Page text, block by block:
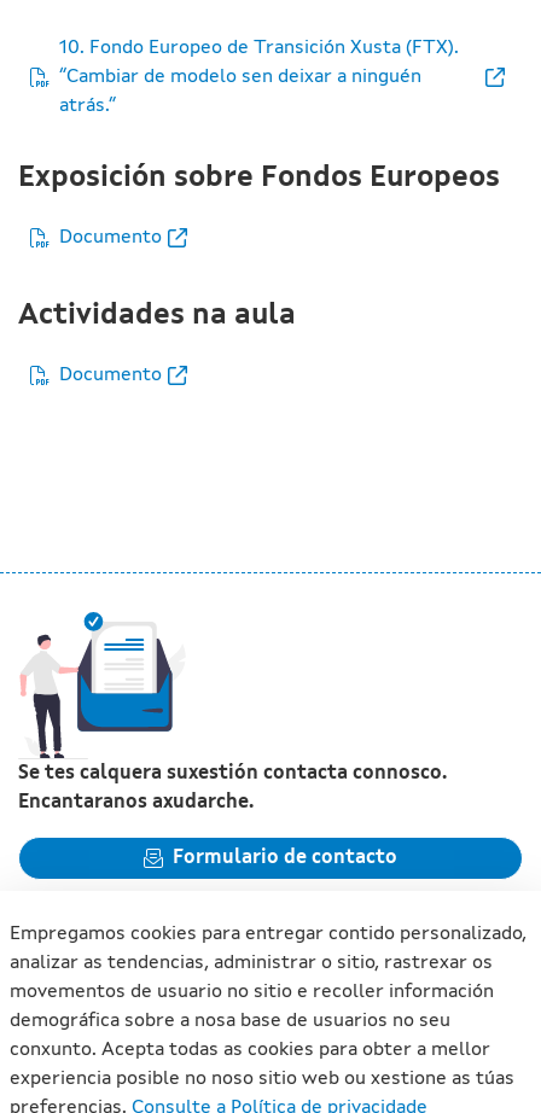
10. Fondo Europeo de Transición Xusta (FTX).
“Cambiar de modelo sen deixar a ninguén
atrás.”
Exposición sobre Fondos Europeos
Documento
Actividades na aula
Documento
Se tes calquera suxestión contacta connosco.
Encantaranos axudarche.
Formulario de contacto
Xunta de Galicia. Información mantida e publicada na internet
pola Xunta de Galicia
Atención á cidadanía
Accesibilidade
Empregamos cookies para entregar contido personalizado,
analizar as tendencias, administrar o sitio, rastrexar os
movementos de usuario no sitio e recoller información
demográfica sobre a nosa base de usuarios no seu
conxunto. Acepta todas as cookies para obter a mellor
experiencia posible no noso sitio web ou xestione as túas
preferencias. Consulte a Política de privacidade